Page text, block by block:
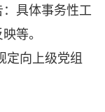
具体事务性工
等。
向上级党组